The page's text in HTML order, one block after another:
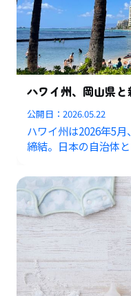
ハワイ州、岡山県
公開日：2026.05.22
ハワイ州は2026年5
締結。日本の自治体